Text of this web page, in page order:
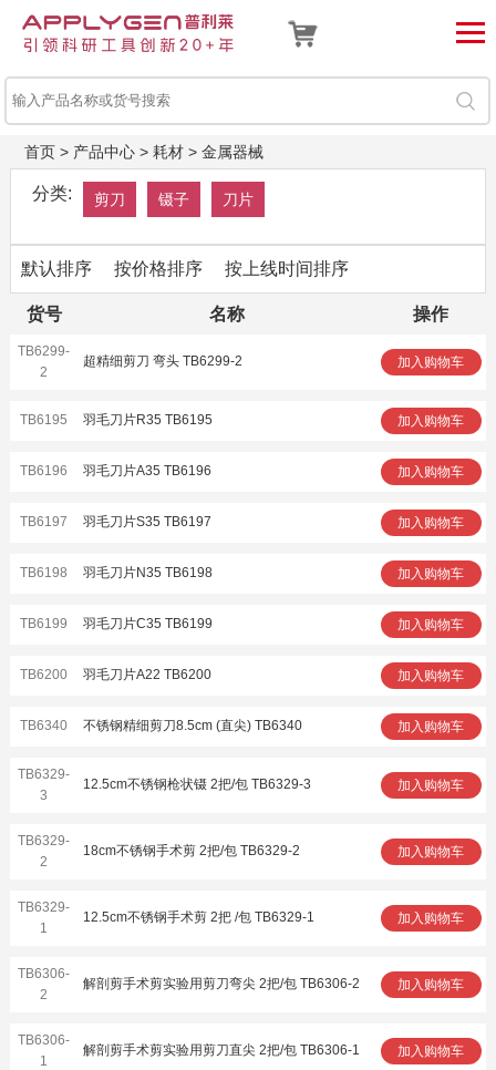
首页> 产品中心> 耗材> 金属器械
分类: 剪刀 镊子 刀片
默认排序 按价格排序 按上线时间排序
货号 名称 操作
TB6299-
2
超精细剪刀 弯头 TB6299-2 加入购物车
TB6195 羽毛刀片R35 TB6195 加入购物车
TB6196 羽毛刀片A35 TB6196 加入购物车
TB6197 羽毛刀片S35 TB6197 加入购物车
TB6198 羽毛刀片N35 TB6198 加入购物车
TB6199 羽毛刀片C35 TB6199 加入购物车
TB6200 羽毛刀片A22 TB6200 加入购物车
TB6340 不锈钢精细剪刀8.5cm (直尖) TB6340 加入购物车
TB6329-
3
12.5cm不锈钢枪状镊 2把/包 TB6329-3 加入购物车
TB6329-
2
18cm不锈钢手术剪 2把/包 TB6329-2 加入购物车
TB6329-
1
12.5cm不锈钢手术剪 2把 /包 TB6329-1 加入购物车
TB6306-
2
解剖剪手术剪实验用剪刀弯尖 2把/包 TB6306-2 加入购物车
TB6306-
1
解剖剪手术剪实验用剪刀直尖 2把/包 TB6306-1 加入购物车